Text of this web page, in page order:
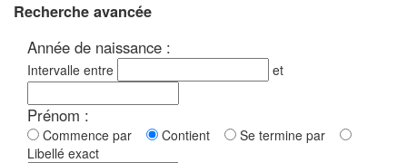
Recherche avancée
Année de naissance :
Intervalle entre et
Prénom :
Commence par Contient
Se termine par
Libellé exact